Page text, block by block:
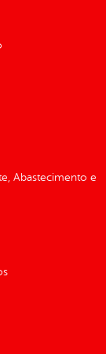
Abastecimento e